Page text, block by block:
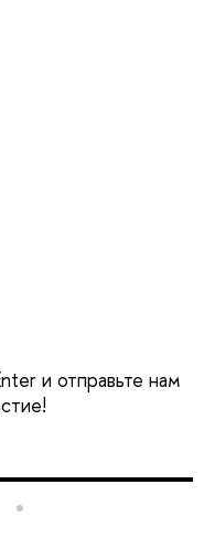
и отправьте нам